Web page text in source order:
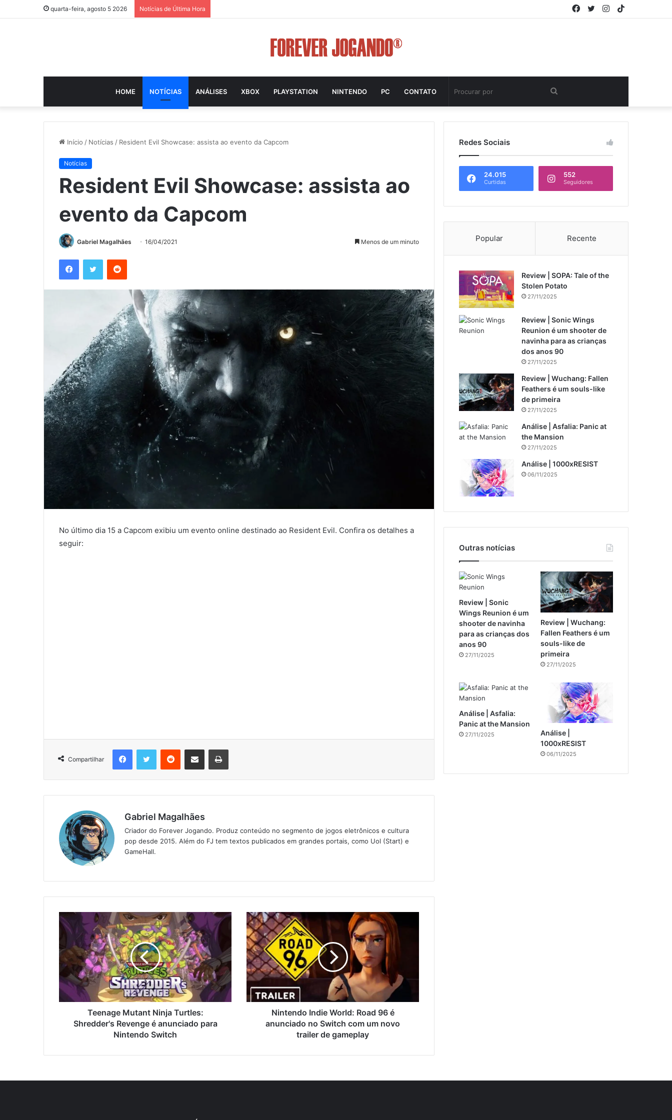
quarta-feira, agosto 5 2026 Notícias de Última Hora Instagram
Twitter
Facebook
HOME NOTÍCIAS ANÁLISES XBOX PLAYSTATION NINTENDO PC CONTATO Procurar
por
Início / Notícias / Resident Evil Showcase: assista ao evento da Capcom
Notícias
Resident Evil Showcase: assista ao
evento da Capcom
Gabriel Magalhães 16/04/2021 Menos de um minuto
No último dia 15 a Capcom exibiu um evento online destinado ao Resident Evil. Confira os detalhes a
seguir:
Compartilhar
Gabriel Magalhães
Criador do Forever Jogando. Produz conteúdo no segmento de jogos eletrônicos e cultura
pop desde 2015. Além do FJ tem textos publicados em grandes portais, como Uol (Start) e
GameHall.
Teenage Mutant Ninja Turtles:
Shredder's Revenge é anunciado para
Nintendo Switch
Nintendo Indie World: Road 96 é
anunciado no Switch com um novo
trailer de gameplay
Redes Sociais
24.015
Curtidas
552
Seguidores
Popular Recente
Review | SOPA: Tale of the
Stolen Potato
27/11/2025
Review | Sonic Wings
Reunion é um shooter de
navinha para as crianças
dos anos 90
27/11/2025
Review | Wuchang: Fallen
Feathers é um souls-like
de primeira
27/11/2025
Análise | Asfalia: Panic at
the Mansion
27/11/2025
Análise | 1000xRESIST
06/11/2025
Outras notícias
Review | Sonic
Wings Reunion é um
shooter de navinha
para as crianças dos
anos 90
27/11/2025
Review | Wuchang:
Fallen Feathers é um
souls-like de
primeira
27/11/2025
Análise | Asfalia:
Panic at the Mansion
27/11/2025
Análise |
1000xRESIST
06/11/2025